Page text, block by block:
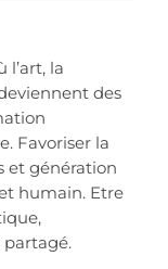
l’art, la
des
Favoriser la
et génération
humain. Etre
partagé.